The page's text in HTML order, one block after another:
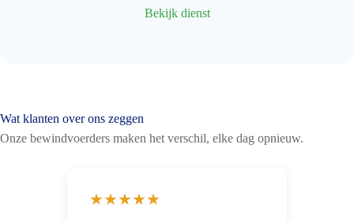
Bekijk dienst
Wat klanten over ons zeggen
Onze bewindvoerders maken het verschil, elke dag opnieuw.
★★★★★